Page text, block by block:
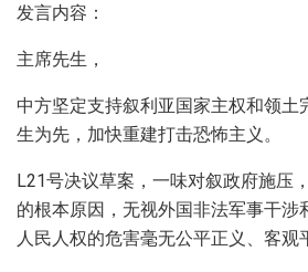
发言内容：
主席先生，
中方坚定支持叙利亚国家主权和领土
生为先，加快重建打击恐怖主义。
L21号决议草案，一味对叙政府施压
的根本原因，无视外国非法军事干涉
人民人权的危害毫无公平正义、客观